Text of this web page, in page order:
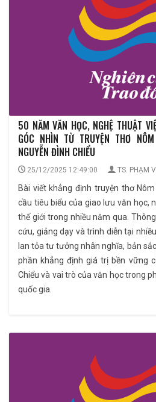
50 NĂM VĂN HỌC, NGHỆ THUẬT
GÓC NHÌN TỪ TRUYỆN THƠ
NGUYỄN ĐÌNH CHIỂU
25/12/2025 12:49:00 TS. PHẠM
Bài viết khẳng định truyện thơ
cầu tiêu biểu của giao lưu văn học,
thế giới trong nhiều năm qua.
cứu, giảng dạy và trình diễn tại
lan tỏa tư tưởng nhân nghĩa, bản
phần khẳng định giá trị bền vững
Chiểu và vai trò của văn học trong
quốc gia.